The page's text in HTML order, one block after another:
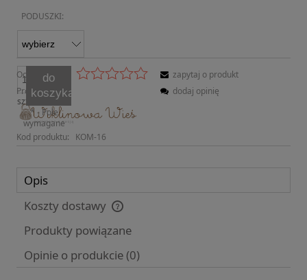
PODUSZKI:
szt.
do
koszyka
* - Pole
wymagane
Ocena:
Producent:
Kod produktu: KOM-16
zapytaj o produkt
dodaj opinię
Opis
Koszty dostawy
Cena nie zawiera ewentualnych kosztów płatności
Produkty powiązane
Opinie o produkcie (0)